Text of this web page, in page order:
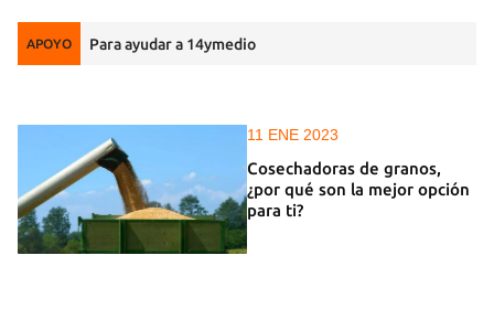
APOYO Para ayudar a 14ymedio
11 ENE 2023
Cosechadoras de granos,
¿por qué son la mejor opción
para ti?